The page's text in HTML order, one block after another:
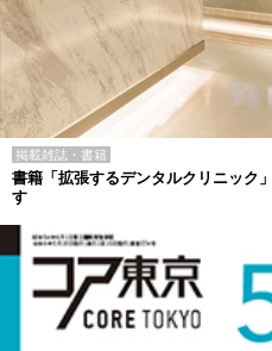
掲載雑誌・書籍
書籍「拡張するデンタルクリニック
す